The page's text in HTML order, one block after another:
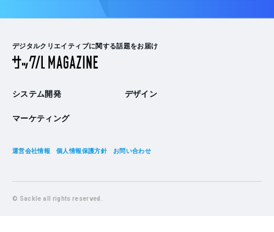
デジタルクリエイティブに関する話題をお届け
システム開発 デザイン
マーケティング
運営会社情報 個人情報保護方針 お問い合わせ
© Sackle all rights reserved.